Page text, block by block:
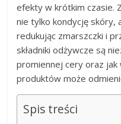
efekty w krótkim czasie.
nie tylko kondycję skóry,
redukując zmarszczki i
składniki odżywcze są
promiennej cery oraz
produktów może
Spis treści